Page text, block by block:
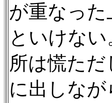
が重なっ
といけな
所は慌た
に出しな